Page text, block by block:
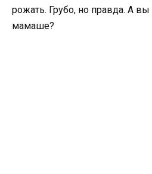
рожать. Грубо, но правда. А
мамаше?